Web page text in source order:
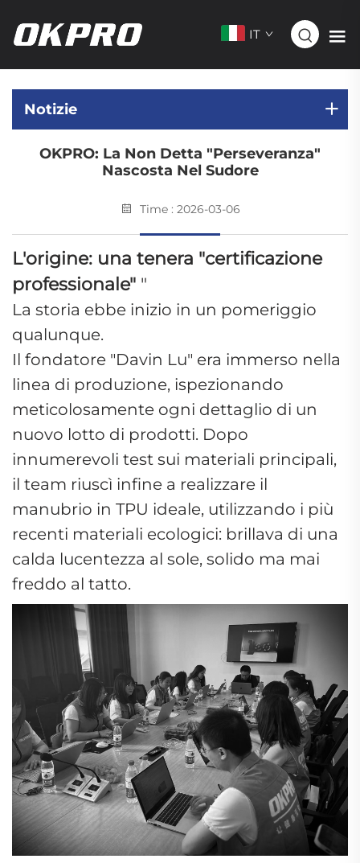
IT
Notizie
OKPRO: La Non Detta "perseveranza"
Nascosta Nel Sudore
Time : 2026-03-06
L'origine: una tenera "certificazione
professionale" "
La storia ebbe inizio in un pomeriggio
qualunque.
Il fondatore "Davin Lu" era immerso nella
linea di produzione, ispezionando
meticolosamente ogni dettaglio di un
nuovo lotto di prodotti. Dopo
innumerevoli test sui materiali principali,
il team riuscì infine a realizzare il
manubrio in TPU ideale, utilizzando i più
recenti materiali ecologici: brillava di una
calda lucentezza al sole, solido ma mai
freddo al tatto.